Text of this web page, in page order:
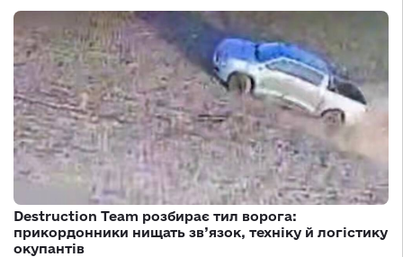
Destruction Team розбирає тил ворога:
прикордонники нищать зв’язок, техніку й логістику
окупантів